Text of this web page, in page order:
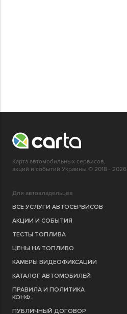
Карта автомобильных сервисов,
акций и событий Украины © 2018 - 2026
Для автовладельцев
ВСЕ УСЛУГИ АВТОСЕРВИСОВ
АКЦИИ И СОБЫТИЯ
ТЕСТЫ ТОПЛИВА
ЦЕНЫ НА ТОПЛИВО
КАМЕРЫ ВИДЕОФИКСАЦИИ
КАТАЛОГ АВТОМОБИЛЕЙ
ПРАВИЛА И ПОЛИТИКА
КОНФ.
ПУБЛИЧНЫЙ ДОГОВОР